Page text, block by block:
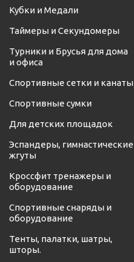
Кубки и Медали
Таймеры и Секундомеры
Турники и Брусья для дома
и офиса
Спортивные cетки и канаты
Спортивные сумки
Для детских площадок
Эспандеры, гимнастические
жгуты
Кроссфит тренажеры и
оборудование
Спортивные снаряды и
оборудование
Тенты, палатки, шатры,
шторы.